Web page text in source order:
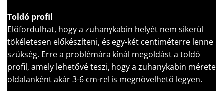
Toldó profil
Előfordulhat, hogy a zuhanykabin helyét nem sikerül
tökéletesen előkészíteni, és egy-két centiméterre lenne
szükség. Erre a problémára kínál megoldást a toldó
profil, amely lehetővé teszi, hogy a zuhanykabin mérete
oldalanként akár 3-6 cm-rel is megnövelhető legyen.